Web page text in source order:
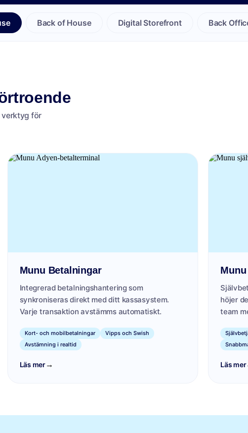
Back of House Digital Storefront Back
verktyg för
Munu Betalningar
Integrerad betalningshantering som
synkroniseras direkt med ditt kassasystem.
Varje transaktion avstämms automatiskt.
Kort- och mobilbetalningar
Vipps och Swish
Avstämning i realtid
Läs mer→
höjer
team
Läs mer